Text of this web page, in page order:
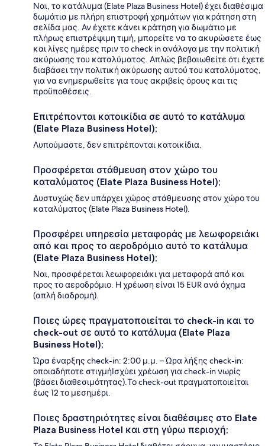
Ναι, το κατάλυμα (Elate Plaza Business Hotel) έχει διαθέσιμα
δωμάτια με πλήρη επιστροφή χρημάτων για κράτηση στη
σελίδα μας. Αν έχετε κάνει κράτηση για δωμάτιο με
πλήρως επιστρέψιμη τιμή, μπορείτε να το ακυρώσετε έως
και λίγες ημέρες πριν το check in ανάλογα με την πολιτική
ακύρωσης του καταλύματος. Απλώς βεβαιωθείτε ότι έχετε
διαβάσει την πολιτική ακύρωσης αυτού του καταλύματος,
για να ενημερωθείτε για τους ακριβείς όρους και τις
προϋποθέσεις.
Επιτρέπονται κατοικίδια σε αυτό το κατάλυμα
(Elate Plaza Business Hotel);
Λυπούμαστε, δεν επιτρέπονται κατοικίδια.
Προσφέρεται στάθμευση στον χώρο του
καταλύματος (Elate Plaza Business Hotel);
Δυστυχώς δεν υπάρχει χώρος στάθμευσης στον χώρο του
καταλύματος (Elate Plaza Business Hotel).
Προσφέρει υπηρεσία μεταφοράς με λεωφορειάκι
από και προς το αεροδρόμιο αυτό το κατάλυμα
(Elate Plaza Business Hotel);
Ναι, προσφέρεται λεωφορειάκι για μεταφορά από και
προς το αεροδρόμιο. Η χρέωση είναι 15 EUR ανά όχημα
(απλή διαδρομή).
Ποιες ώρες πραγματοποιείται το check-in και το
check-out σε αυτό το κατάλυμα (Elate Plaza
Business Hotel);
Ώρα έναρξης check-in: 2:00 μ.μ. – Ώρα λήξης check-in:
οποιαδήποτε στιγμήΙσχύει χρέωση για check-in νωρίς
(βάσει διαθεσιμότητας).Το check-out πραγματοποιείται
έως 12 το μεσημέρι.
Ποιες δραστηριότητες είναι διαθέσιμες στο Elate
Plaza Business Hotel και στη γύρω περιοχή;